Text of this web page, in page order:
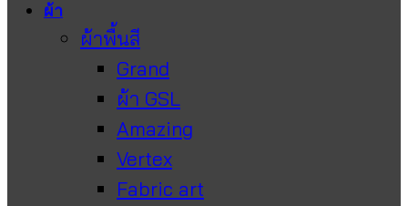
ผ้า
ผ้าพื้นสี
Grand
ผ้า GSL
Amazing
Vertex
Fabric art